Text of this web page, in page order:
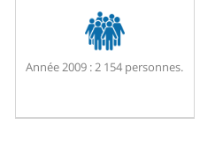
Année 2009 :2 154 personnes.